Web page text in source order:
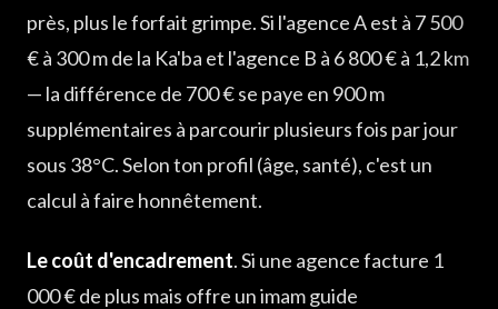
près, plus le forfait grimpe. Si l'agence A est à 7 500
€ à 300 m de la Ka'ba et l'agence B à 6 800 € à 1,2 km
— la différence de 700 € se paye en 900 m
supplémentaires à parcourir plusieurs fois par jour
sous 38°C. Selon ton profil (âge, santé), c'est un
calcul à faire honnêtement.
Le coût d'encadrement. Si une agence facture 1
000 € de plus mais offre un imam guide